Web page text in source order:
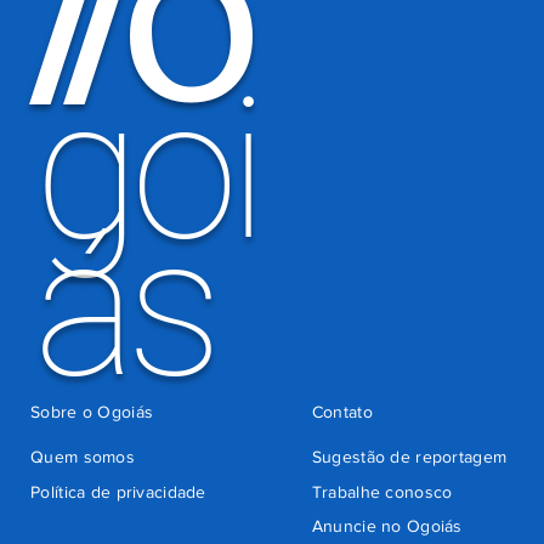
eleitoral
há 2 dias
goi
ás
Quem somos
Sugestão de reportagem
Trabalhe conosco
Política de privacidade
Anuncie no Ogoiás
Contato
Sobre o Ogoiás